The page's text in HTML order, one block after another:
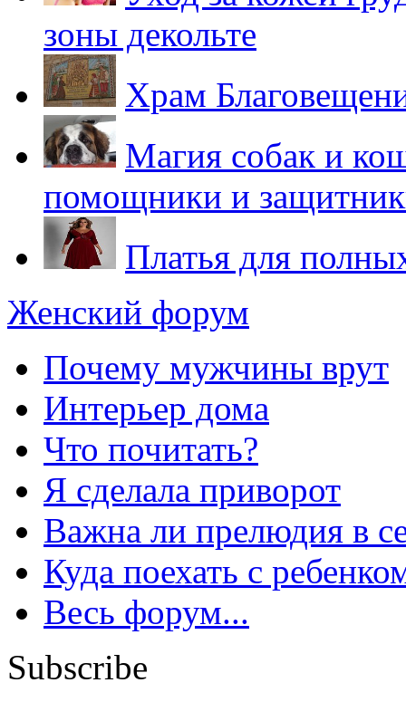
зоны декольте
Храм
Магия собак и
помощники и
Платья для
Женский форум
Почему мужчины врут
Интерьер дома
Что почитать?
Я сделала приворот
Важна ли прелюдия в
Куда поехать с
Весь форум...
Subscribe